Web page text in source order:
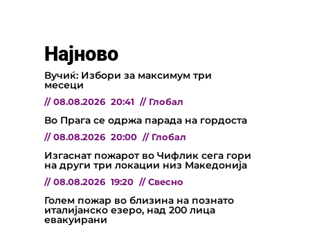
Најново
Вучиќ: Избори за максимум три
месеци
// 08.08.2026 20:41 // Глобал
Во Прага се одржа парада на гордоста
// 08.08.2026 20:00 // Глобал
Изгаснат пожарот во Чифлик сега гори
на други три локации низ Македонија
// 08.08.2026 19:20 // Свесно
Голем пожар во близина на познато
италијанско езеро, над 200 лица
евакуирани